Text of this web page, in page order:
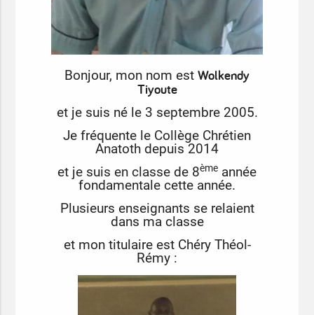
Bonjour, mon nom est Wolkendy
Tiyoute
et je suis né le 3 septembre 2005.
Je fréquente le Collège Chrétien
Anatoth depuis 2014
et je suis en classe de 8ème année
fondamentale cette année.
Plusieurs enseignants se relaient
dans ma classe
et mon titulaire est Chéry Théol-
Rémy :